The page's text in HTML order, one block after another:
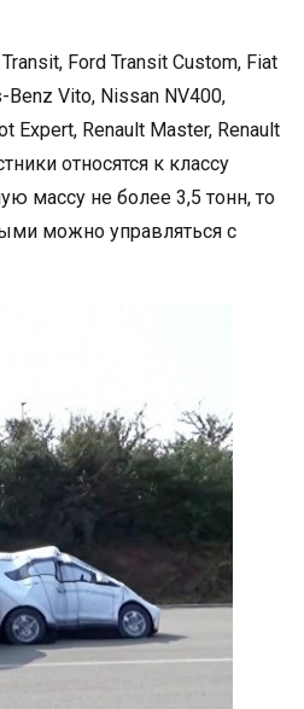
Ford Transit Custom, Fiat
Benz Vito, Nissan NV400,
Expert, Renault Master, Renault
относятся к классу
массу не более 3,5 тонн, то
можно управляться с